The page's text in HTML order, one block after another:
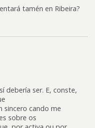
tamén en Ribeira?
debería ser. E, conste,
sincero cando me
sobre os